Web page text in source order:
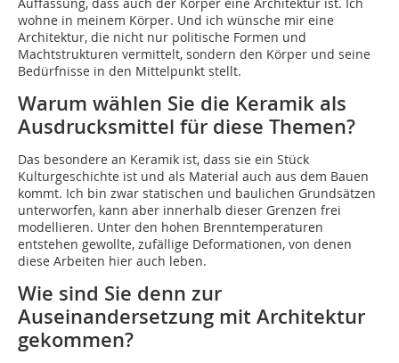
Auffassung, dass auch der Körper eine Architektur ist. Ich
wohne in meinem Körper. Und ich wünsche mir eine
Architektur, die nicht nur politische Formen und
Machtstrukturen vermittelt, sondern den Körper und seine
Bedürfnisse in den Mittelpunkt stellt.
Warum wählen Sie die Keramik als
Ausdrucksmittel für diese Themen?
Das besondere an Keramik ist, dass sie ein Stück
Kulturgeschichte ist und als Material auch aus dem Bauen
kommt. Ich bin zwar statischen und baulichen Grundsätzen
unterworfen, kann aber innerhalb dieser Grenzen frei
modellieren. Unter den hohen Brenntemperaturen
entstehen gewollte, zufällige Deformationen, von denen
diese Arbeiten hier auch leben.
Wie sind Sie denn zur
Auseinandersetzung mit Architektur
gekommen?